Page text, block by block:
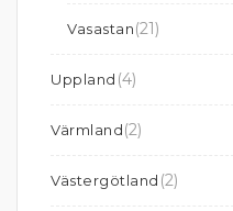
Vasastan(21)
Uppland (4)
Värmland(2)
Västergötland (2)